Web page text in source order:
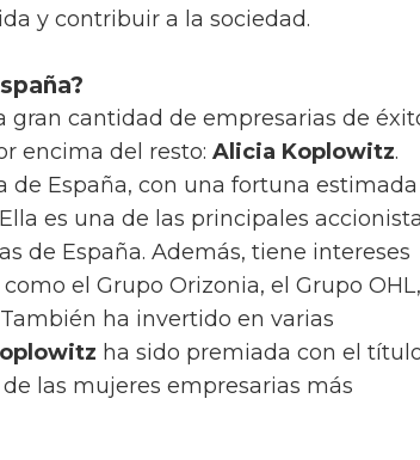
y contribuir a la sociedad.
gran cantidad de empresarias de
encima del resto: Alicia Koplowitz.
España, con una fortuna estimada
es una de las principales
de España. Además, tiene intereses
el Grupo Orizonia, el Grupo OHL,
ha invertido en varias
ha sido premiada con el
las mujeres empresarias más